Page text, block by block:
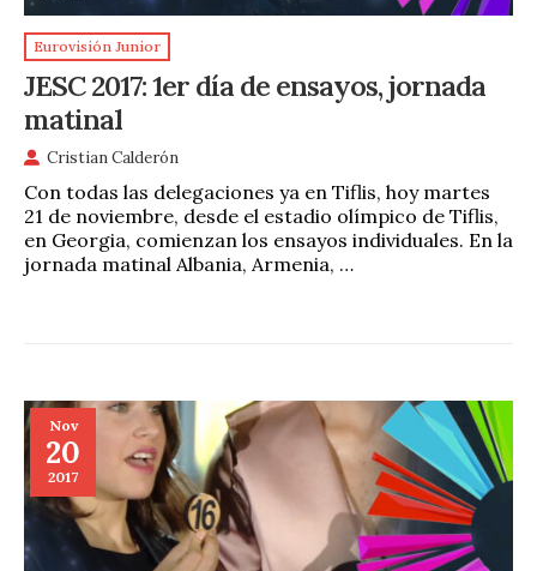
Eurovisión Junior
JESC 2017: 1er día de ensayos, jornada
matinal
Cristian Calderón
Con todas las delegaciones ya en Tiflis, hoy martes
21 de noviembre, desde el estadio olímpico de Tiflis,
en Georgia, comienzan los ensayos individuales. En la
jornada matinal Albania, Armenia, …
Nov
20
2017